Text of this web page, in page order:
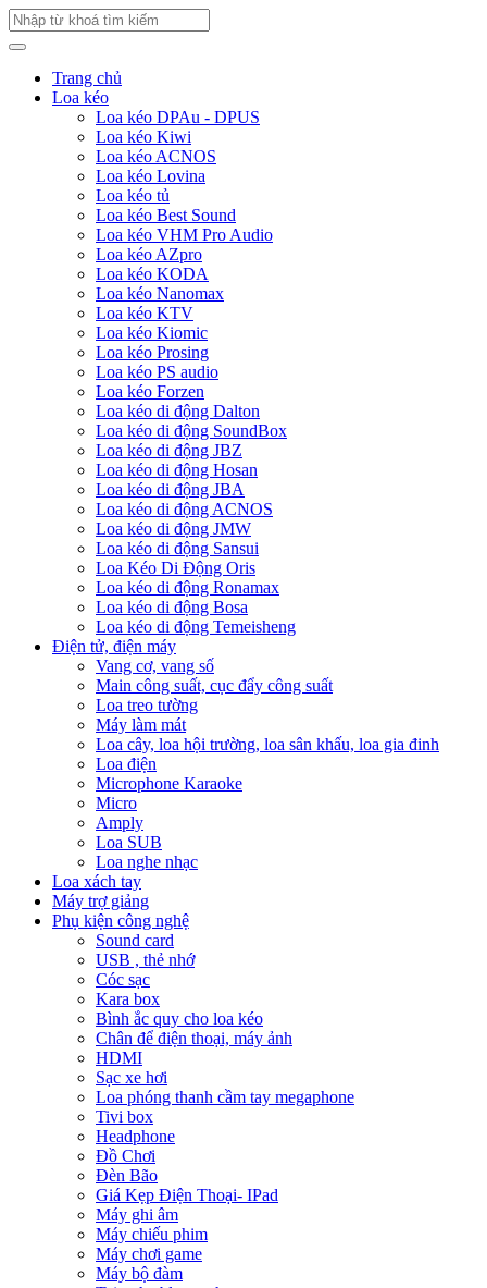
Trang chủ
Loa kéo
Loa kéo DPAu - DPUS
Loa kéo Kiwi
Loa kéo ACNOS
Loa kéo Lovina
Loa kéo tủ
Loa kéo Best Sound
Loa kéo VHM Pro Audio
Loa kéo AZpro
Loa kéo KODA
Loa kéo Nanomax
Loa kéo KTV
Loa kéo Kiomic
Loa kéo Prosing
Loa kéo PS audio
Loa kéo Forzen
Loa kéo di động Dalton
Loa kéo di động SoundBox
Loa kéo di động JBZ
Loa kéo di động Hosan
Loa kéo di động JBA
Loa kéo di động ACNOS
Loa kéo di động JMW
Loa kéo di động Sansui
Loa Kéo Di Động Oris
Loa kéo di động Ronamax
Loa kéo di động Bosa
Loa kéo di động Temeisheng
Điện tử, điện máy
Vang cơ, vang số
Main công suất, cục đẩy công suất
Loa treo tường
Máy làm mát
Loa cây, loa hội trường, loa sân khấu, loa gia đinh
Loa điện
Microphone Karaoke
Micro
Amply
Loa SUB
Loa nghe nhạc
Loa xách tay
Máy trợ giảng
Phụ kiện công nghệ
Sound card
USB , thẻ nhớ
Cóc sạc
Kara box
Bình ắc quy cho loa kéo
Chân để điện thoại, máy ảnh
HDMI
Sạc xe hơi
Loa phóng thanh cầm tay megaphone
Tivi box
Headphone
Đồ Chơi
Đèn Bão
Giá Kẹp Điện Thoại- IPad
Máy ghi âm
Máy chiếu phim
Máy chơi game
Máy bộ đàm